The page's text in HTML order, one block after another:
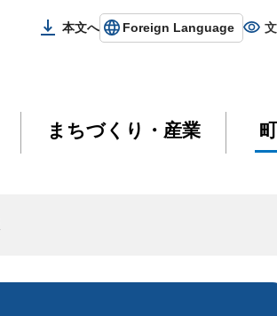
本文へ Foreign Language
まちづくり・産業